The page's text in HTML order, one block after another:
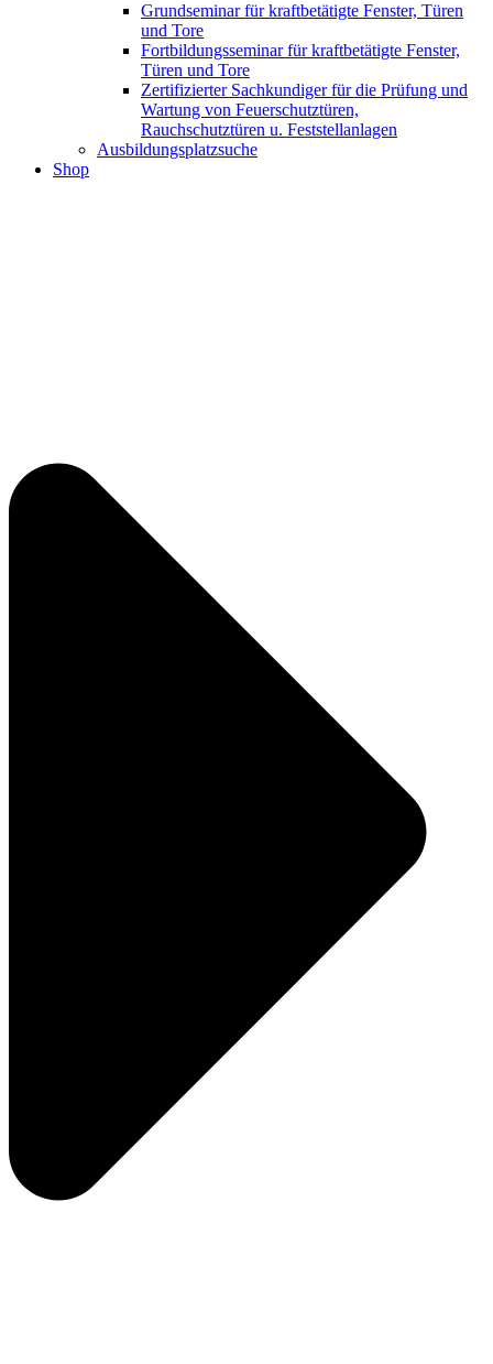
Grundseminar für kraftbetätigte Fenster, Türen
und Tore
Fortbildungsseminar für kraftbetätigte Fenster,
Türen und Tore
Zertifizierter Sachkundiger für die Prüfung und
Wartung von Feuerschutztüren,
Rauchschutztüren u. Feststellanlagen
Ausbildungsplatzsuche
Shop